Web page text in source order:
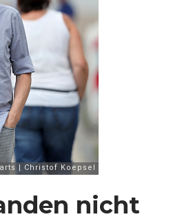
nicht